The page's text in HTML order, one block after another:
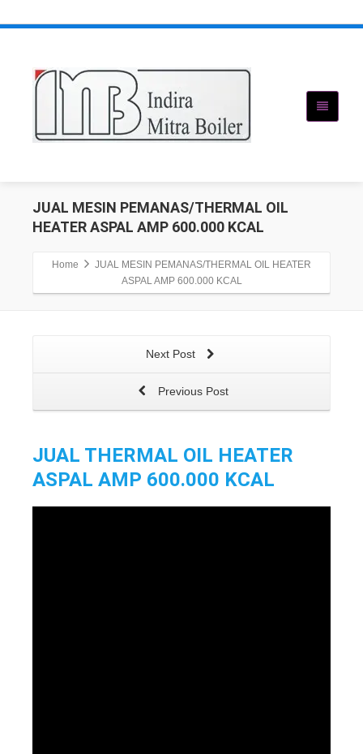
JUAL MESIN PEMANAS/THERMAL OIL
HEATER ASPAL AMP 600.000 KCAL
Home
JUAL MESIN PEMANAS/THERMAL OIL HEATER
ASPAL AMP 600.000 KCAL
Next Post
Previous Post
JUAL THERMAL OIL HEATER
ASPAL AMP 600.000 KCAL